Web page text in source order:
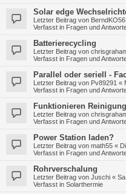
Solar edge
Letzter Beitrag von BerndKO56
Verfasst in Fragen und
Batterierecycling
Letzter Beitrag von
Verfasst in Fragen und
Parallel oder seriell -
Letzter Beitrag von Pv89291 «
Verfasst in Fragen und
Funktionieren
Letzter Beitrag von
Verfasst in Fragen und
Power Station laden?
Letzter Beitrag von math55 «
Verfasst in Fragen und
Rohrverschalung
Letzter Beitrag von Juschi «
Verfasst in Solarthermie